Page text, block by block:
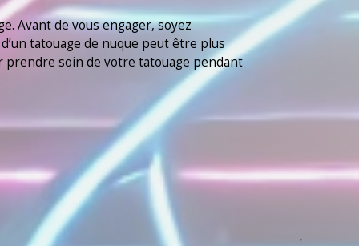
Avant de vous engager, soyez
tatouage de nuque peut être plus
soin de votre tatouage pendant